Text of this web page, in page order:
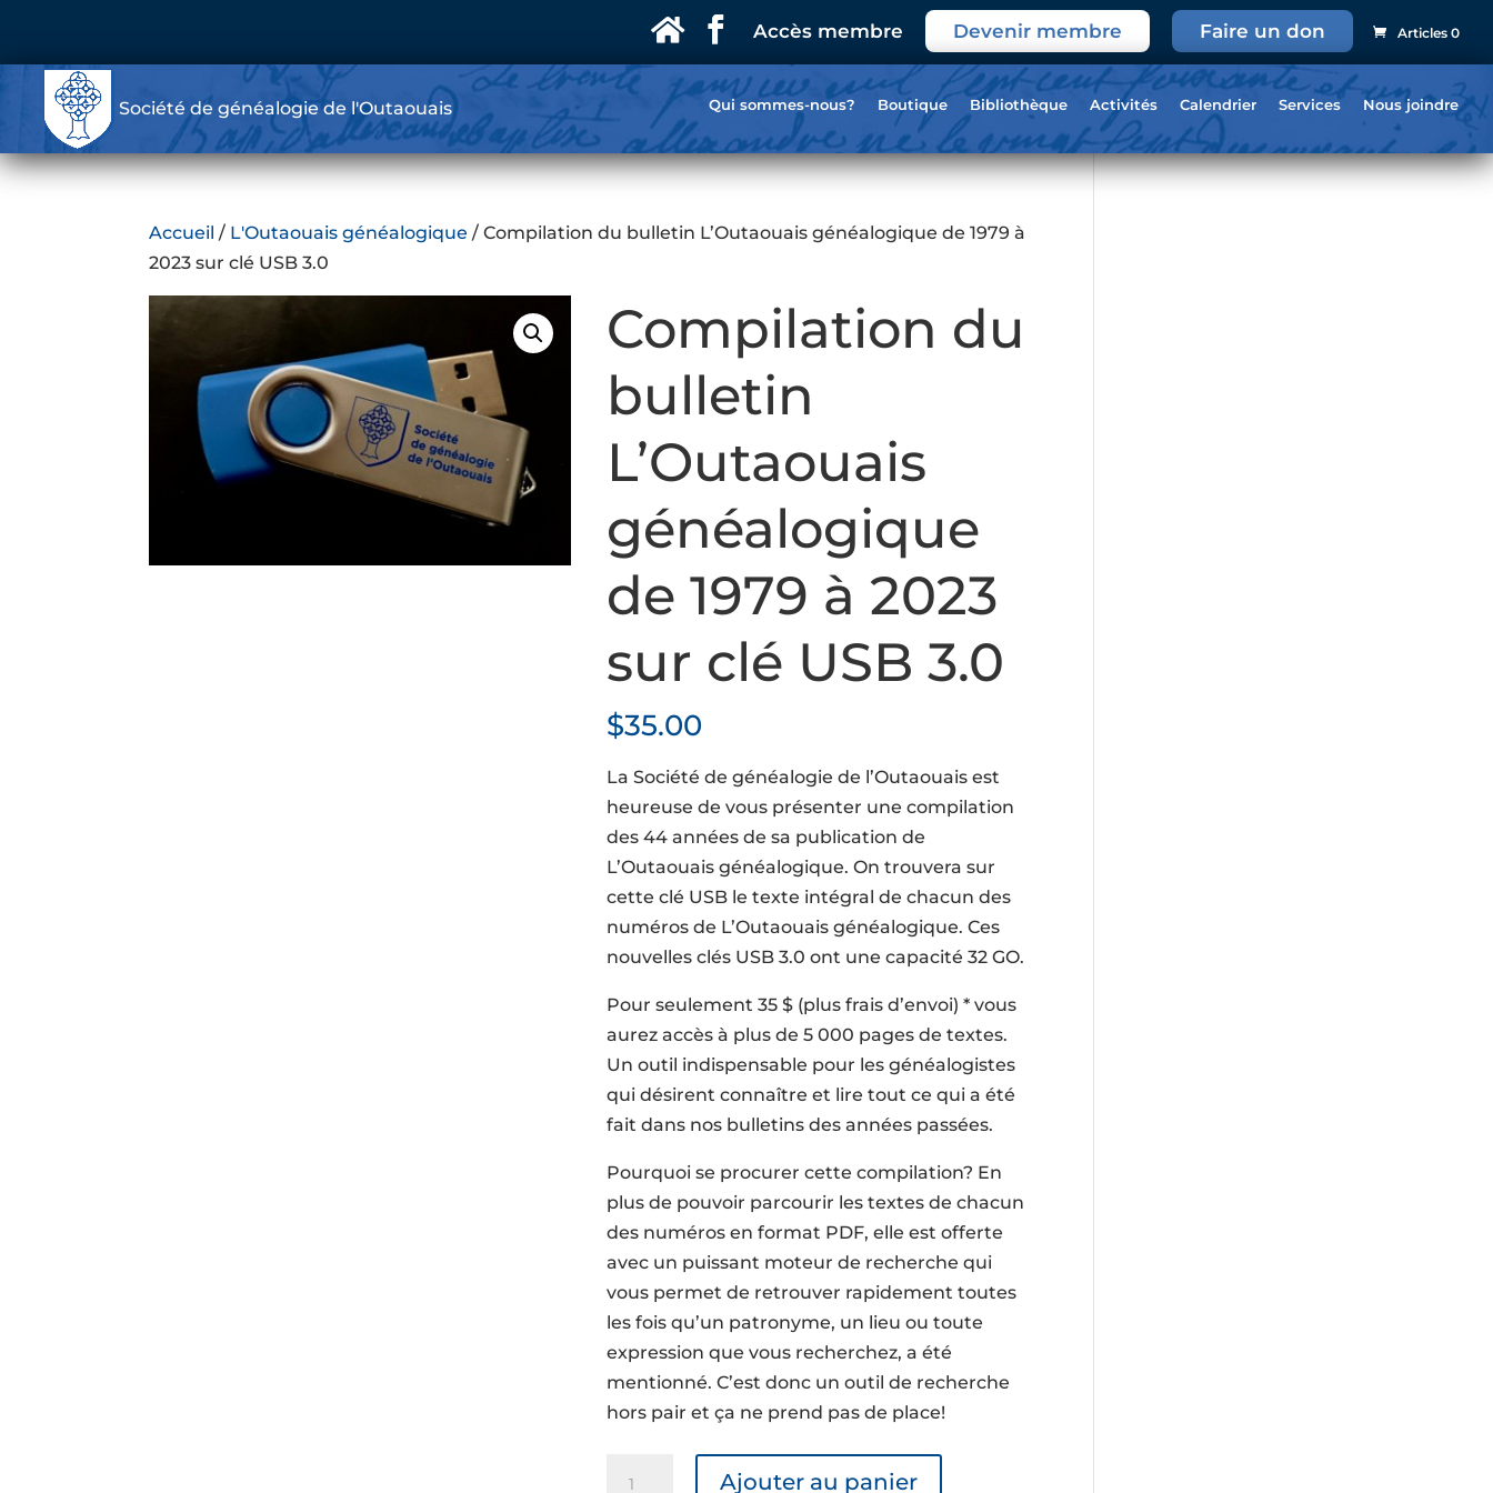
Accès membre Devenir membre Faire un don Articles 0
Société de généalogie de l'Outaouais Qui sommes-nous? Boutique Bibliothèque Activités Calendrier Services Nous joindre
Accueil / L'Outaouais généalogique / Compilation du bulletin L’Outaouais généalogique de 1979 à
2023 sur clé USB 3.0
Compilation du
bulletin
L’Outaouais
généalogique
de 1979 à 2023
sur clé USB 3.0
$35.00
La Société de généalogie de l’Outaouais est
heureuse de vous présenter une compilation
des 44 années de sa publication de
L’Outaouais généalogique. On trouvera sur
cette clé USB le texte intégral de chacun des
numéros de L’Outaouais généalogique. Ces
nouvelles clés USB 3.0 ont une capacité 32 GO.
Pour seulement 35 $ (plus frais d’envoi) * vous
aurez accès à plus de 5 000 pages de textes.
Un outil indispensable pour les généalogistes
qui désirent connaître et lire tout ce qui a été
fait dans nos bulletins des années passées.
Pourquoi se procurer cette compilation? En
plus de pouvoir parcourir les textes de chacun
des numéros en format PDF, elle est offerte
avec un puissant moteur de recherche qui
vous permet de retrouver rapidement toutes
les fois qu’un patronyme, un lieu ou toute
expression que vous recherchez, a été
mentionné. C’est donc un outil de recherche
hors pair et ça ne prend pas de place!
Ajouter au panier